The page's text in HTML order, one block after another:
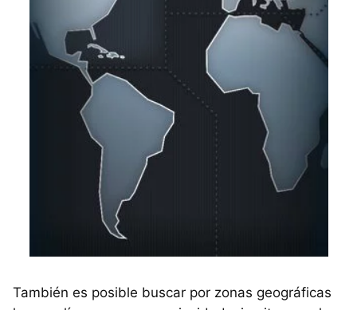
También es posible buscar por zonas geográficas